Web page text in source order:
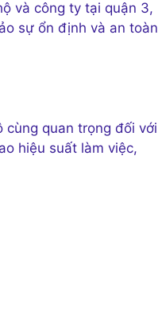
và công ty tại quận 3,
sự ổn định và an toàn
cùng quan trọng đối với
hiệu suất làm việc,